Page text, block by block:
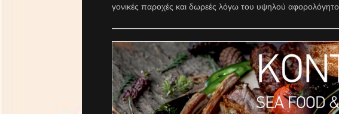
γονικές παροχές και δωρεές λόγω του υψηλού